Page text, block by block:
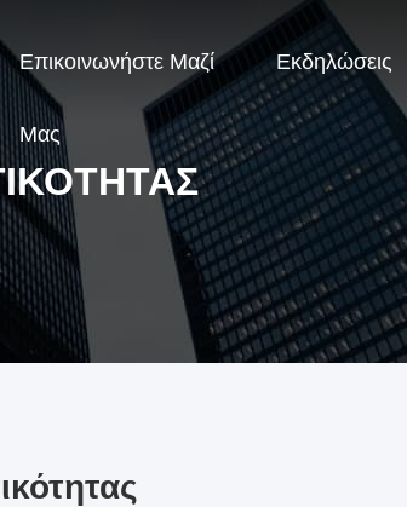
Επικοινωνήστε Μαζί
Μας
Εκδηλώσεις